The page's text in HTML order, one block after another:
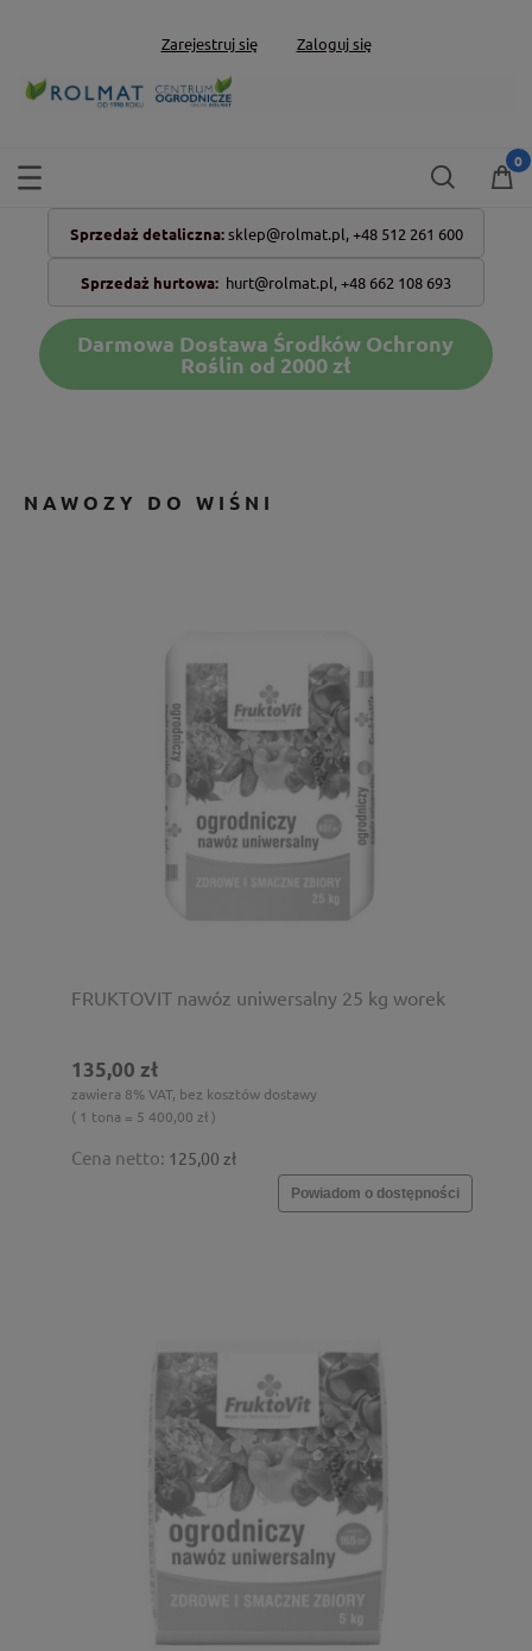
Zarejestruj się Zaloguj się
Sprzedaż detaliczna: sklep@rolmat.pl, +48 512 261 600
Sprzedaż hurtowa: hurt@rolmat.pl,+48 662 108 693
Darmowa Dostawa Środków Ochrony
Roślin od 2000 zł
NAWOZY DO WIŚNI
FRUKTOVIT nawóz uniwersalny 25 kg worek
135,00 zł
zawiera 8% VAT, bez kosztów dostawy
( 1 tona = 5 400,00 zł )
Cena netto: 125,00 zł
Powiadom o dostępności